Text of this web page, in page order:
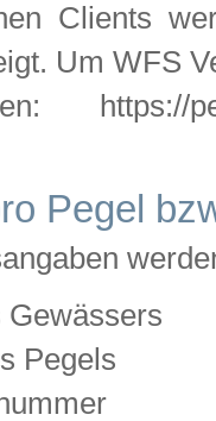
Clients
Um WFS
https://
Pegel
Gewässers
Pegels